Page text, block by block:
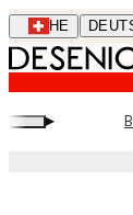
Skip
to
main
content.
CHE
▸